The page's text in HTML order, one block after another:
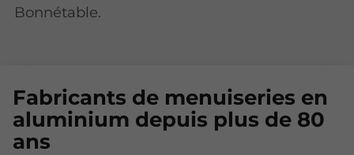
Bonnétable.
Fabricants de menuiseries en
aluminium depuis plus de 80
ans